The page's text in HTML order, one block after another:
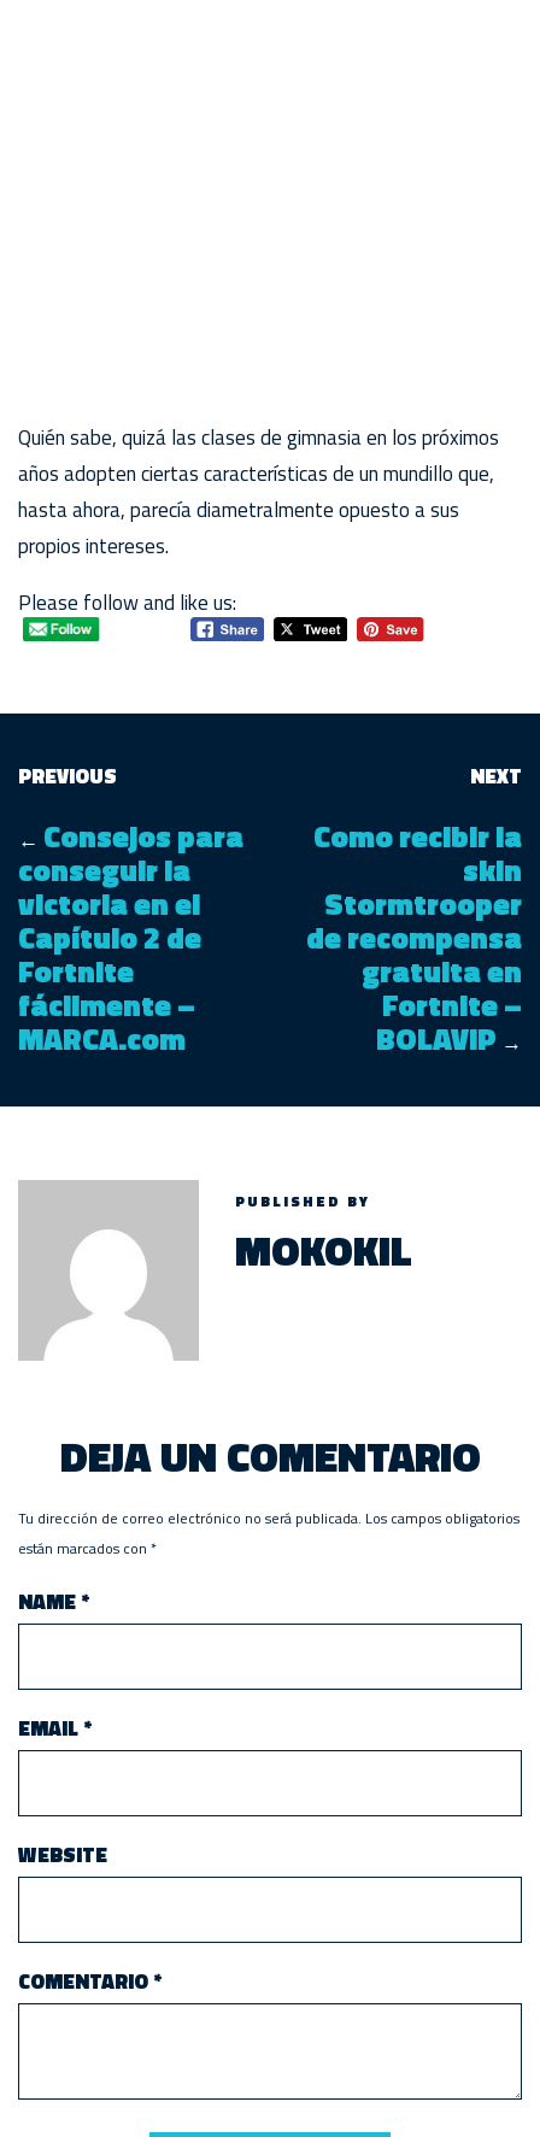
Quién sabe, quizá las clases de gimnasia en los próximos
años adopten ciertas características de un mundillo que,
hasta ahora, parecía diametralmente opuesto a sus
propios intereses.
Please follow and like us:
PREVIOUS
← Consejos para
conseguir la
victoria en el
Capítulo 2 de
Fortnite
fácilmente –
MARCA.com
NEXT
Como recibir la
skin
Stormtrooper
de recompensa
gratuita en
Fortnite –
BOLAVIP →
PUBLISHED BY
MOKOKIL
DEJA UN COMENTARIO
Tu dirección de correo electrónico no será publicada. Los campos obligatorios
están marcados con *
NAME*
EMAIL*
WEBSITE
COMENTARIO*